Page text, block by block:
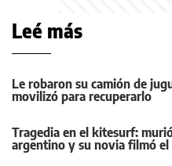
Leé más
Le robaron su camión de
movilizó para recuperarlo
Tragedia en el kitesurf:
argentino y su novia filmó